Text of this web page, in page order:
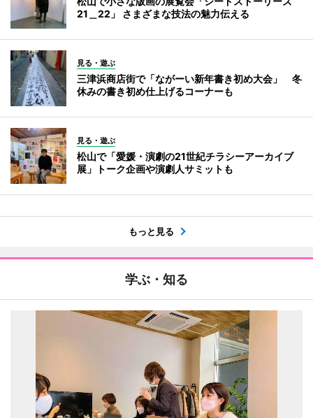
21＿22」 さまざまな技法の魅力伝える
見る・遊ぶ
三津浜商店街で「ながーい新年書き初め大会」 冬
休みの書き初め仕上げるコーナーも
見る・遊ぶ
松山で「愛媛・演劇の21世紀チラシーアーカイブ
展」トーク企画や演劇人サミットも
もっと見る
学ぶ・知る